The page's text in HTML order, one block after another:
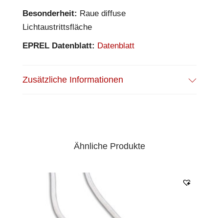
Besonderheit: Raue diffuse
Lichtaustrittsfläche
EPREL Datenblatt: Datenblatt
Zusätzliche Informationen
Ähnliche Produkte